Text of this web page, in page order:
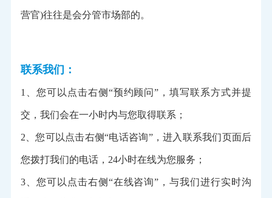
营官)往往是会分管市场部的。
联系我们：
1、您可以点击右侧“预约顾问”，填写联系方式并提
交，我们会在一小时内与您取得联系；
2、您可以点击右侧“电话咨询”，进入联系我们页面后
您拨打我们的电话，24小时在线为您服务；
3、您可以点击右侧“在线咨询”，与我们进行实时沟